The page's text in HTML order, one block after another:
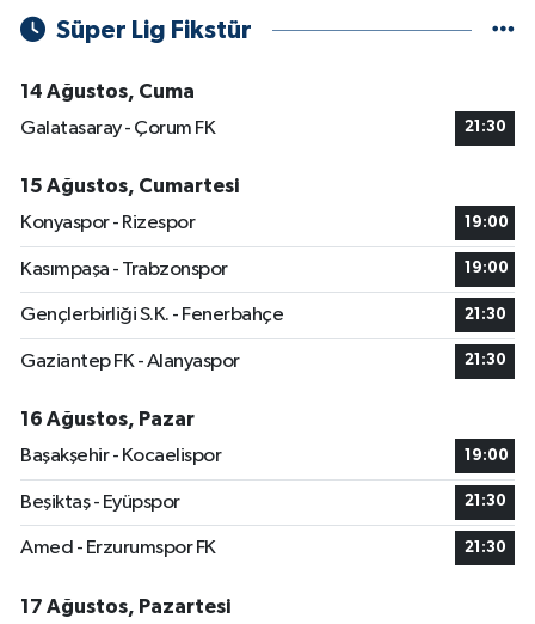
Süper Lig Fikstür
14 Ağustos, Cuma
Galatasaray - Çorum FK
21:30
15 Ağustos, Cumartesi
Konyaspor - Rizespor
19:00
Kasımpaşa - Trabzonspor 19:00
Gençlerbirliği S.K. - Fenerbahçe 21:30
Gaziantep FK - Alanyaspor 21:30
16 Ağustos, Pazar
Başakşehir - Kocaelispor
19:00
Beşiktaş - Eyüpspor 21:30
Amed - Erzurumspor FK 21:30
17 Ağustos, Pazartesi